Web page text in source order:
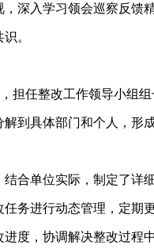
深入学习领会巡察反
。
担任整改工作领导小组
到具体部门和个人，形
合单位实际，制定了
务进行动态管理，定
度，协调解决整改过程